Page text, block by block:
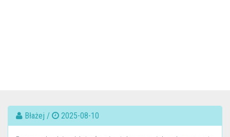
Błażej / 2025-08-10